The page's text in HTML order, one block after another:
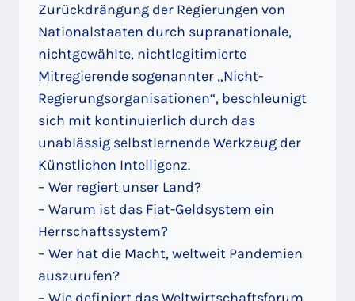
Zurückdrängung der Regierungen von
Nationalstaaten durch supranationale,
nichtgewählte, nichtlegitimierte
Mitregierende sogenannter „Nicht-
Regierungsorganisationen“, beschleunigt
sich mit kontinuierlich durch das
unablässig selbstlernende Werkzeug der
Künstlichen Intelligenz.
– Wer regiert unser Land?
– Warum ist das Fiat-Geldsystem ein
Herrschaftssystem?
– Wer hat die Macht, weltweit Pandemien
auszurufen?